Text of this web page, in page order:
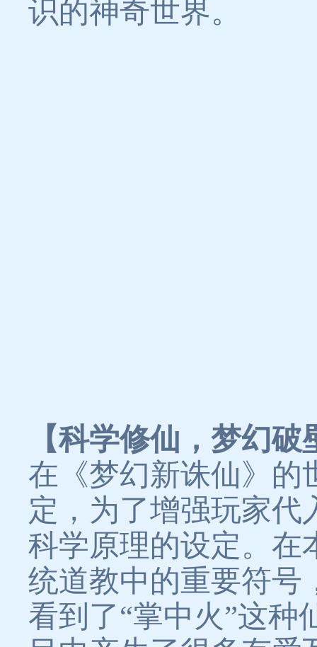
识的神奇世界。
【科学修仙，梦幻破
在《梦幻新诛仙》的
定，为了增强玩家代
科学原理的设定。在
统道教中的重要符号
看到了“掌中火”这种